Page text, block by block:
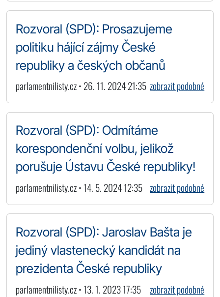
Rozvoral (SPD): Prosazujeme
politiku hájící zájmy České
republiky a českých občanů
parlamentnilisty.cz • 26. 11. 2024 21:35 zobrazit podobné
Rozvoral (SPD): Odmítáme
korespondenční volbu, jelikož
porušuje Ústavu České republiky!
parlamentnilisty.cz • 14. 5. 2024 12:35 zobrazit podobné
Rozvoral (SPD): Jaroslav Bašta je
jediný vlastenecký kandidát na
prezidenta České republiky
parlamentnilisty.cz • 13. 1. 2023 17:35 zobrazit podobné